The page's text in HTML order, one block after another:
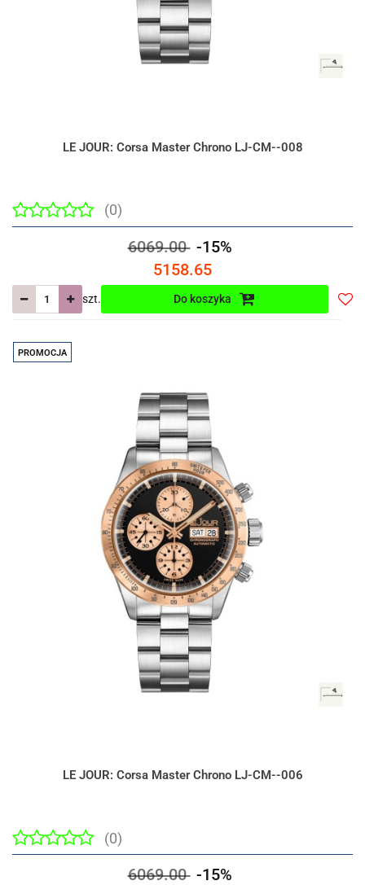
LE JOUR: Corsa Master Chrono LJ-CM--008
(0)
6069.00 -15%
5158.65
szt. Do koszyka
PROMOCJA
LE JOUR: Corsa Master Chrono LJ-CM--006
(0)
6069.00 -15%